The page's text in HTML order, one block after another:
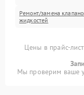
Ремонт/замена
жидкостей
Цены в прайс-
Мы проверим ваше